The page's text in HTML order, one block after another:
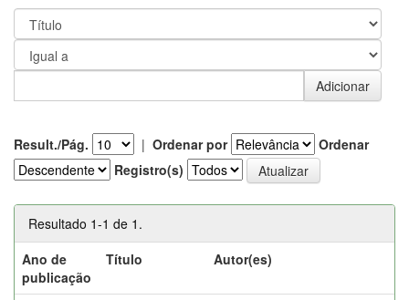
Result./Pág. | Ordenar por
Ordenar
Registro(s)
Resultado 1-1 de 1.
Ano de
publicação
Título Autor(es)